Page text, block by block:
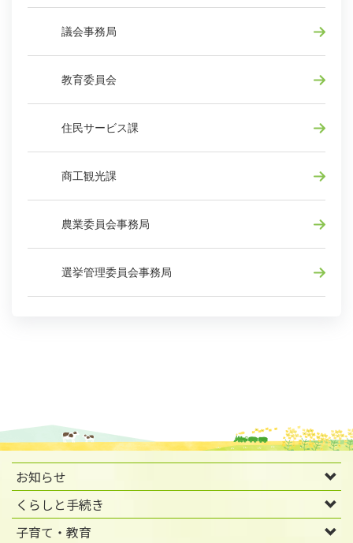
議会事務局
教育委員会
住民サービス課
商工観光課
農業委員会事務局
選挙管理委員会事務局
お知らせ
くらしと手続き
子育て・教育